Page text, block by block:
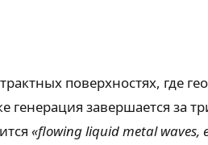
поверхностях, где
генерация завершается за
«flowing liquid metal